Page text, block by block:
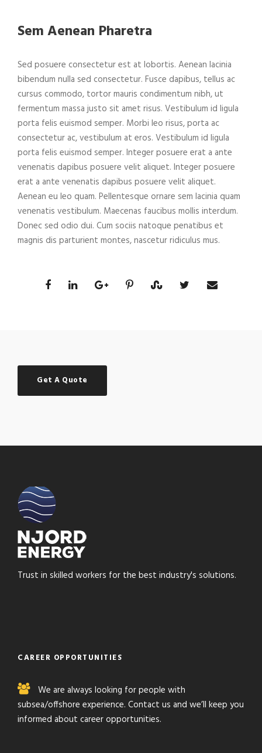
Sem Aenean Pharetra
Sed posuere consectetur est at lobortis. Aenean lacinia
bibendum nulla sed consectetur. Fusce dapibus, tellus ac
cursus commodo, tortor mauris condimentum nibh, ut
fermentum massa justo sit amet risus. Vestibulum id ligula
porta felis euismod semper. Morbi leo risus, porta ac
consectetur ac, vestibulum at eros. Vestibulum id ligula
porta felis euismod semper. Integer posuere erat a ante
venenatis dapibus posuere velit aliquet. Integer posuere
erat a ante venenatis dapibus posuere velit aliquet.
Aenean eu leo quam. Pellentesque ornare sem lacinia quam
venenatis vestibulum. Maecenas faucibus mollis interdum.
Donec sed odio dui. Cum sociis natoque penatibus et
magnis dis parturient montes, nascetur ridiculus mus.
Get A Quote
Trust in skilled workers for the best industry's solutions.
CAREER OPPORTUNITIES
We are always looking for people with
subsea/offshore experience. Contact us and we’ll keep you
informed about career opportunities.